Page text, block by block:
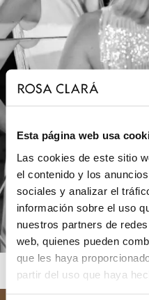
Esta página web usa
Las cookies de este sitio
el contenido y los
sociales y analizar el
información sobre el uso
nuestros partners de
web, quienes pueden
que les haya
partir del uso que haya
ROSA CLARÁ GATSBY